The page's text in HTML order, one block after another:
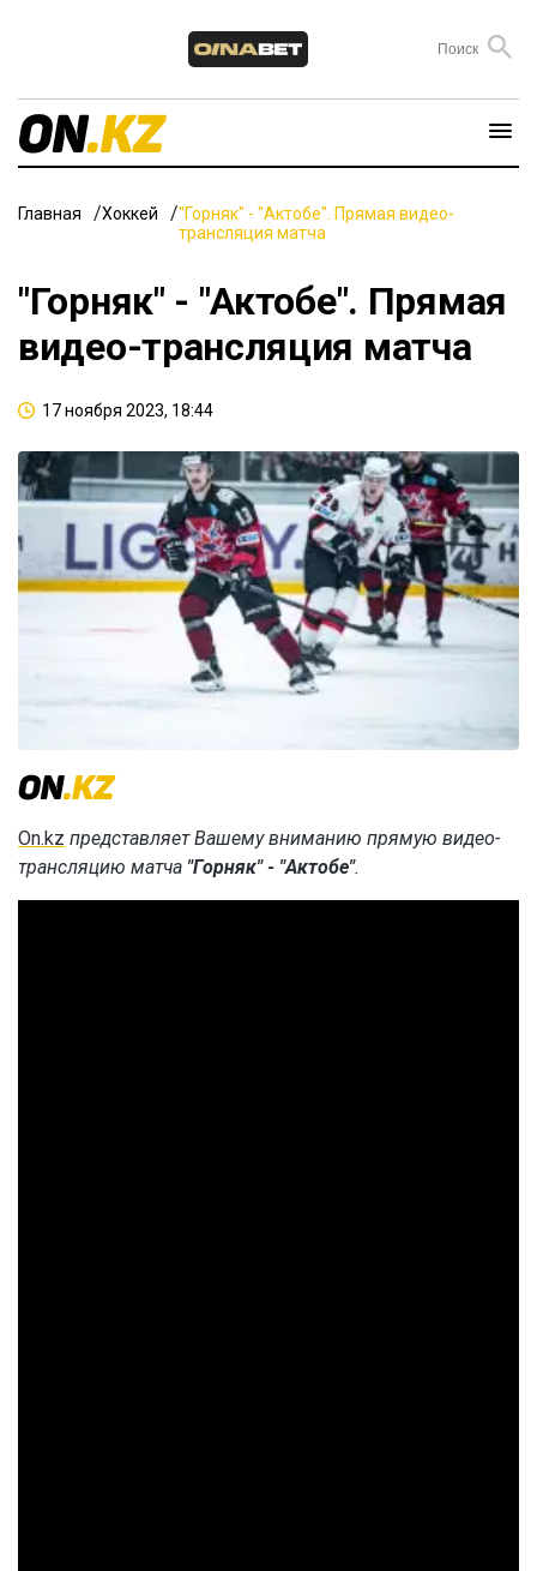
Главная Хоккей
"Горняк" - "Актобе". Прямая видео-
трансляция матча
"Горняк" - "Актобе". Прямая
видео-трансляция матча
17 ноября 2023, 18:44
On.kz представляет Вашему вниманию прямую видео-
трансляцию матча "Горняк" - "Актобе".